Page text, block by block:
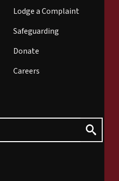
Lodge a Complaint
Safeguarding
Donate
Careers